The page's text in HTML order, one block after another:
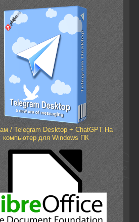
/ Telegram Desktop + ChatGPT На
компьютер для Windows ПК